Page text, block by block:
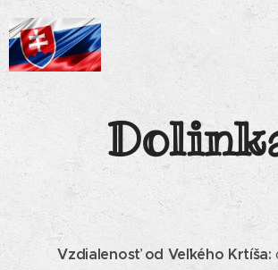
Vzdialenosť od Veľkého Krtíša: